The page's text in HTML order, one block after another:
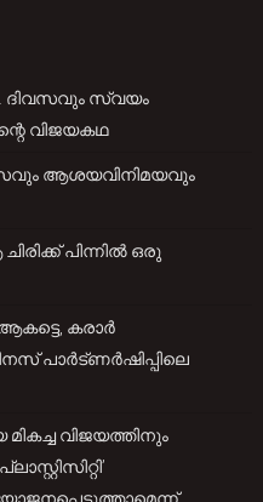
ദിവസവും സ്വയം
വിജയകഥ
ആശയവിനിമയവും
പിന്നിൽ ഒരു
കരാർ
പാർട്ണർഷിപ്പിലെ
വിജയത്തിനും